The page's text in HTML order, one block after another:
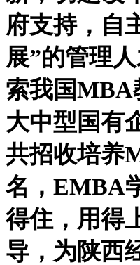
府支持，自
展”的管理
索我国MBA
大中型国有
共招收培养
名，EMBA
得住，用得
导，为陕西